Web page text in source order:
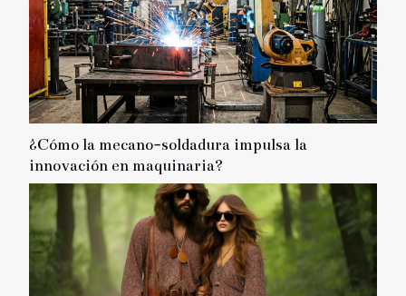
¿Cómo la mecano-soldadura impulsa la
innovación en maquinaria?